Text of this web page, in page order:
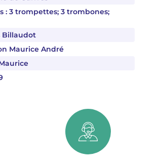
: 3 trompettes; 3 trombones;
Billaudot
Maurice André